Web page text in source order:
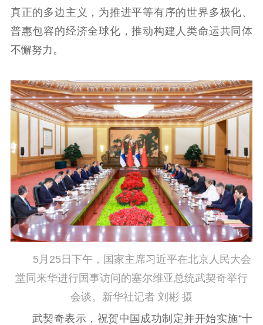
文化人才
公共服务
新时代公民素养
提升资源库
新闻出版
政务服务
作品著作权
登记服务
科研创新
服务管理平台
智库服务
管理平台
文艺创作
服务管理
文化产业
统计分析
数字出版
审读服务
新闻发布工作备
案管理系统
电影
服务
理论宣讲
共建共享平台
政工继续教育学
习平台
责任编辑注册
业务申报系统
真正的多边主义，为推进平等有序的世界多极化、
普惠包容的经济全球化，推动构建人类命运共同体
不懈努力。
5月25日下午，国家主席习近平在北京人民大会
堂同来华进行国事访问的塞尔维亚总统武契奇举行
会谈。新华社记者 刘彬 摄
武契奇表示，祝贺中国成功制定并开始实施“十